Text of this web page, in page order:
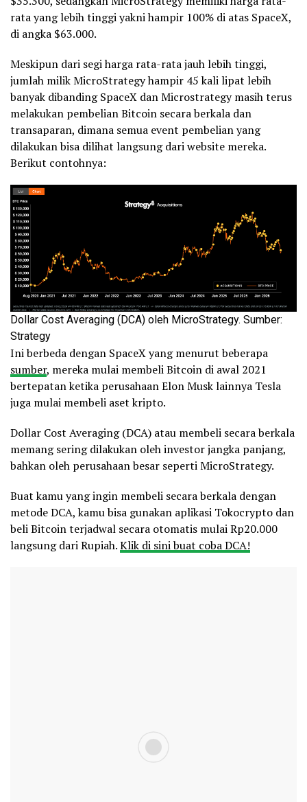
rata yang lebih tinggi yakni hampir 100% di atas SpaceX,
di angka $63.000.
Meskipun dari segi harga rata-rata jauh lebih tinggi,
jumlah milik MicroStrategy hampir 45 kali lipat lebih
banyak dibanding SpaceX dan Microstrategy masih terus
melakukan pembelian Bitcoin secara berkala dan
transaparan, dimana semua event pembelian yang
dilakukan bisa dilihat langsung dari website mereka.
Berikut contohnya:
Dollar Cost Averaging (DCA) oleh MicroStrategy. Sumber:
Strategy
Ini berbeda dengan SpaceX yang menurut beberapa
sumber, mereka mulai membeli Bitcoin di awal 2021
bertepatan ketika perusahaan Elon Musk lainnya Tesla
juga mulai membeli aset kripto.
Dollar Cost Averaging (DCA) atau membeli secara berkala
memang sering dilakukan oleh investor jangka panjang,
bahkan oleh perusahaan besar seperti MicroStrategy.
Buat kamu yang ingin membeli secara berkala dengan
metode DCA, kamu bisa gunakan aplikasi Tokocrypto dan
beli Bitcoin terjadwal secara otomatis mulai Rp20.000
langsung dari Rupiah.Klik di sini buat coba DCA!